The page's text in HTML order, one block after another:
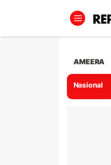
AMEERA
Nasional